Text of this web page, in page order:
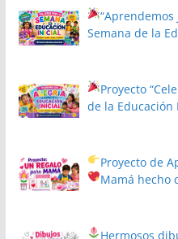
Semana de la
Proyecto
de la Educación
Proyecto de
Mamá hecho
Hermosos